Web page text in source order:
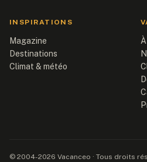
INSPIRATIONS
Magazine
Destinations
Climat & météo
© 2004-2026 Vacanceo · Tous droits